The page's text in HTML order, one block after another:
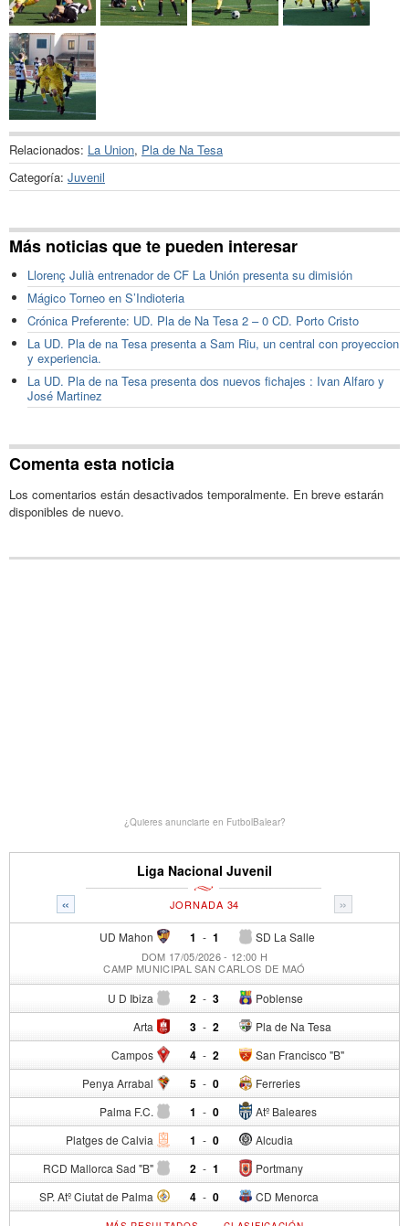
Relacionados: La Union, Pla de Na Tesa
Categoría: Juvenil
Más noticias que te pueden interesar
Llorenç Julià entrenador de CF La Unión presenta su dimisión
Mágico Torneo en S’Indioteria
Crónica Preferente: UD. Pla de Na Tesa 2 – 0 CD. Porto Cristo
La UD. Pla de na Tesa presenta a Sam Riu, un central con proyeccion
y experiencia.
La UD. Pla de na Tesa presenta dos nuevos fichajes : Ivan Alfaro y
José Martinez
Comenta esta noticia
Los comentarios están desactivados temporalmente. En breve estarán
disponibles de nuevo.
¿Quieres anunciarte en FutbolBalear?
Liga Nacional Juvenil
« »
JORNADA 34
UD Mahon 1 - SD La Salle
1
DOM 17/05/2026 - 12:00 H
CAMP MUNICIPAL SAN CARLOS DE MAÓ
U D Ibiza 2 - Poblense
3
Arta 3 - Pla de Na Tesa
2
Campos 4 - San Francisco "B"
2
Penya Arrabal 5 - Ferreries
0
Palma F.C. 1 - Atº Baleares
0
Platges de Calvia 1 - Alcudia
0
RCD Mallorca Sad "B" 2 - Portmany
1
SP. Atº Ciutat de Palma 4 - CD Menorca
0